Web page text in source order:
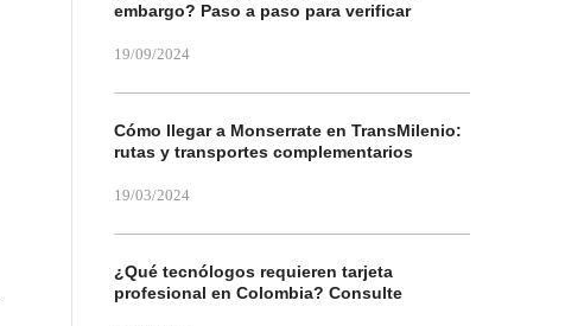
embargo? Paso a paso para verificar
19/09/2024
Cómo llegar a Monserrate en TransMilenio:
rutas y transportes complementarios
19/03/2024
¿Qué tecnólogos requieren tarjeta
profesional en Colombia? Consulte